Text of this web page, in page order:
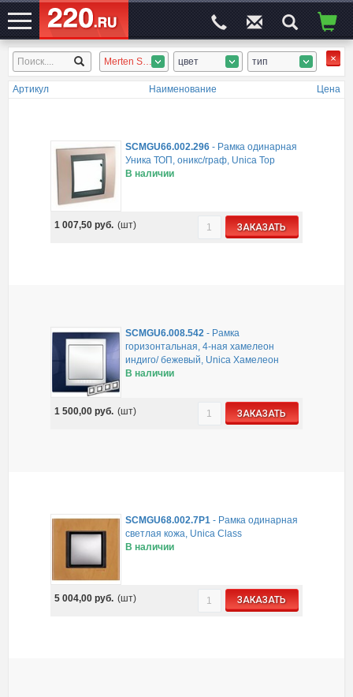
ЭЛЕКТРОСАЙТ№1 Merten System Design, Merten Trancent, Merten System M, Merten M-Smart, Merten M-Arc, Merten M-Star, Merten M-Plan, Merten M-Elegance, Merten Artec, Merten Antique, Unica Top, Unica Class, Unica Хамелеон, Unica Quadro, Schneider Unica цвет тип
Артикул Наименование Цена
SCMGU66.002.296 - Рамка одинарная
Уника ТОП, оникс/граф, Unica Top
В наличии
1 007,50руб. (шт) ЗАКАЗАТЬ
SCMGU6.008.542 - Рамка
горизонтальная, 4-ная хамелеон
индиго/ бежевый, Unica Хамелеон
В наличии
1 500,00руб. (шт) ЗАКАЗАТЬ
SCMGU68.002.7P1 - Рамка одинарная
cветлая кожа, Unica Class
В наличии
5 004,00руб. (шт) ЗАКАЗАТЬ